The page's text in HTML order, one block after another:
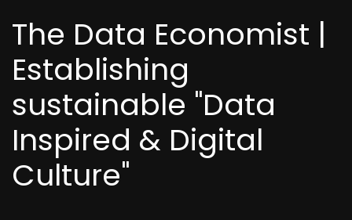
The Data Economist |
Establishing
sustainable "Data
Inspired & Digital
Culture"